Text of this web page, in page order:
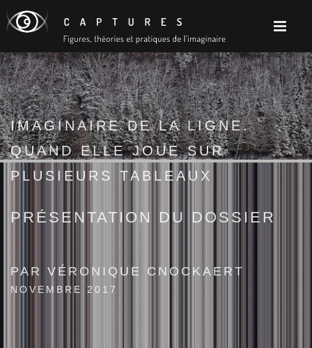
IMAGINAIRE DE LA LIGNE.
QUAND ELLE JOUE SUR
PLUSIEURS TABLEAUX
PRÉSENTATION DU DOSSIER
PAR VÉRONIQUE CNOCKAERT
NOVEMBRE 2017